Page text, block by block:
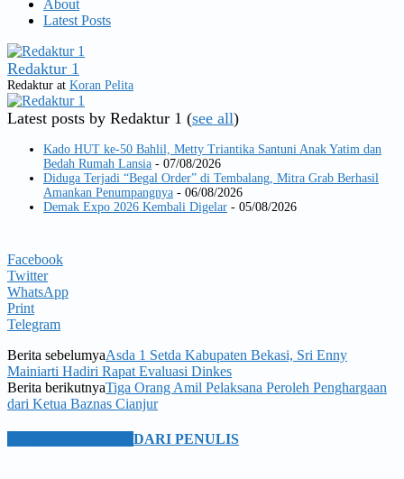
About
Latest Posts
Redaktur 1
Redaktur at Koran Pelita
Latest posts by Redaktur 1 (see all)
Kado HUT ke-50 Bahlil, Metty Triantika Santuni Anak Yatim dan
Bedah Rumah Lansia - 07/08/2026
Diduga Terjadi “Begal Order” di Tembalang, Mitra Grab Berhasil
Amankan Penumpangnya - 06/08/2026
Demak Expo 2026 Kembali Digelar - 05/08/2026
Facebook
Twitter
WhatsApp
Print
Telegram
Berita sebelumyaAsda 1 Setda Kabupaten Bekasi, Sri Enny
Mainiarti Hadiri Rapat Evaluasi Dinkes
Berita berikutnyaTiga Orang Amil Pelaksana Peroleh Penghargaan
dari Ketua Baznas Cianjur
DARI PENULIS